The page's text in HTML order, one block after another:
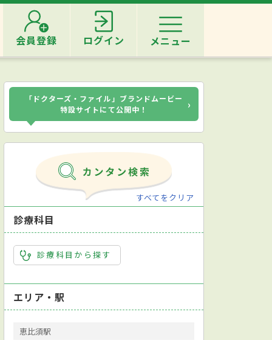
会員登録 ログイン メニュー
「ドクターズ・ファイル」ブランドムービー
特設サイトにて公開中！
›
すべてをクリア
診療科目
診療科目から探す
エリア・駅
恵比須駅